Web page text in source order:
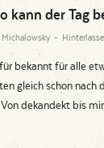
kann der Tag
Michalowsky -
bekannt für alle
gleich schon nach
dekandekt bis